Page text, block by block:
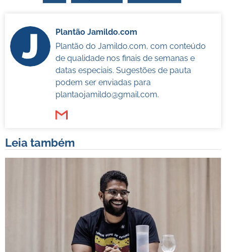
Plantão Jamildo.com
Plantão do Jamildo.com, com conteúdo
de qualidade nos finais de semanas e
datas especiais. Sugestões de pauta
podem ser enviadas para
plantaojamildo@gmail.com.
Leia também